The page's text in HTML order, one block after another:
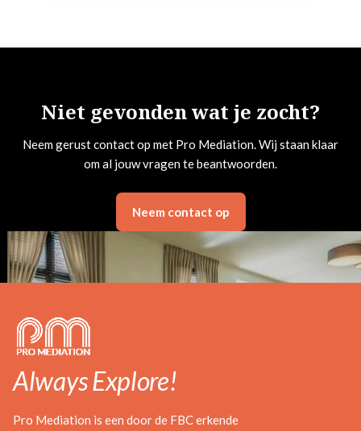
Niet gevonden wat je zocht?
Neem gerust contact op met Pro Mediation. Wij staan klaar
om al jouw vragen te beantwoorden.
Neem contact op
Always Explore!
Pro Mediation is een door de FBC erkende